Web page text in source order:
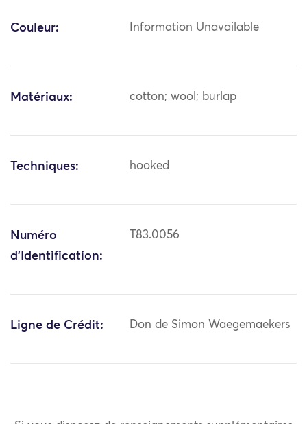
Couleur: Information Unavailable
Matériaux: cotton; wool; burlap
Techniques: hooked
Numéro
d'Identification:
T83.0056
Ligne de Crédit: Don de Simon Waegemaekers